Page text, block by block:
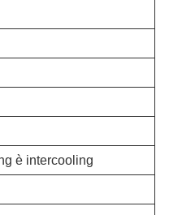
è intercooling